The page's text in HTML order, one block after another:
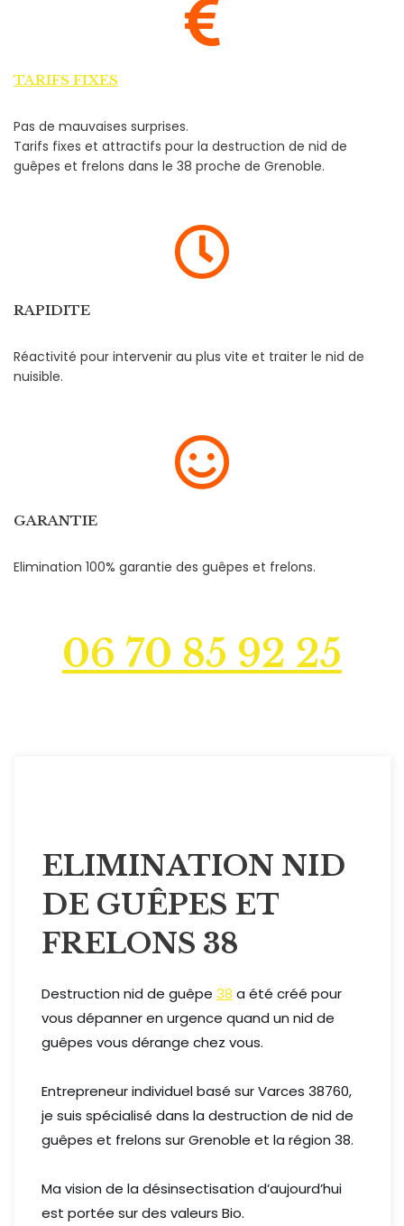
TARIFS FIXES
Pas de mauvaises surprises.
Tarifs fixes et attractifs pour la destruction de nid de
guêpes et frelons dans le 38 proche de Grenoble.
RAPIDITE
Réactivité pour intervenir au plus vite et traiter le nid de
nuisible.
GARANTIE
Elimination 100% garantie des guêpes et frelons.
06 70 85 92 25
01
ELIMINATION NID
DE GUÊPES ET
FRELONS 38
Destruction nid de guêpe 38 a été créé pour
vous dépanner en urgence quand un nid de
guêpes vous dérange chez vous.
Entrepreneur individuel basé sur Varces 38760,
je suis spécialisé dans la destruction de nid de
guêpes et frelons sur Grenoble et la région 38.
Ma vision de la désinsectisation d’aujourd’hui
est portée sur des valeurs Bio.